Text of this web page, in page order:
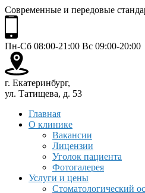
Современные и передовые
Пн-Сб 08:00-21:00 Вс 09:00-20:00
г. Екатеринбург,
ул. Татищева, д. 53
Главная
О клинике
Вакансии
Лицензии
Уголок пациента
Фотогалерея
Услуги и цены
Стоматологический